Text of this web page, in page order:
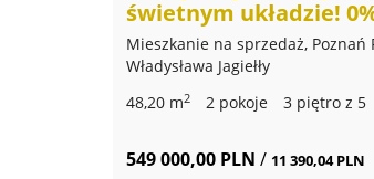
świetnym układzie!
Mieszkanie na sprzedaż, Poznań
Władysława Jagiełły
48,20 m2 2 pokoje 3 piętro z 5
549 000,00 PLN / 11 390,04 PLN